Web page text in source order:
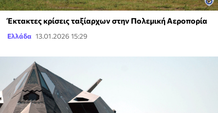
Έκτακτες κρίσεις ταξίαρχων στην Πολεμική Αεροπορία
Ελλάδα 13.01.2026 15:29